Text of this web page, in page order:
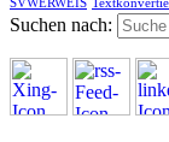
SVWERWEIS
Suchen nach: